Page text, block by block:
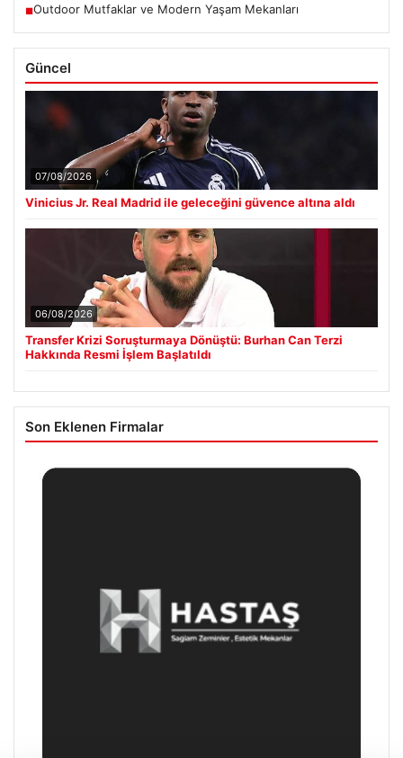
■Outdoor Mutfaklar ve Modern Yaşam Mekanları
Güncel
07/08/2026
Vinicius Jr. Real Madrid ile geleceğini güvence altına aldı
06/08/2026
Transfer Krizi Soruşturmaya Dönüştü: Burhan Can Terzi
Hakkında Resmi İşlem Başlatıldı
Son Eklenen Firmalar